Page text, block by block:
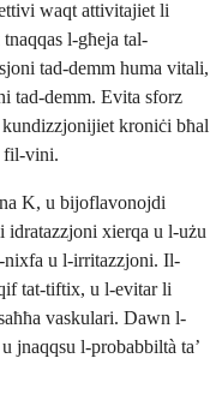
waqt attivitajiet li
l-għeja tal-
tad-demm huma vitali,
tad-demm. Evita sforz
kroniċi bħal
fil-vini.
K, u bijoflavonojdi
idratazzjoni xierqa u l-użu
nixfa u l-irritazzjoni. Il-
tat-tiftix, u l-evitar li
vaskulari. Dawn l-
jnaqqsu l-probabbiltà ta’